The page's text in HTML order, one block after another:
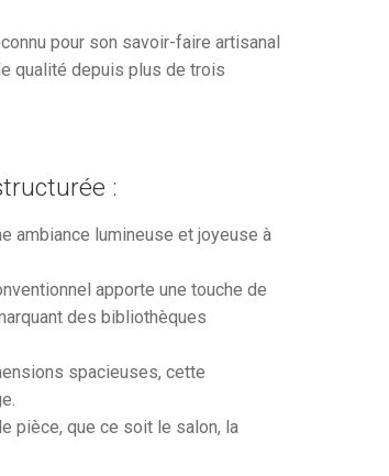
pour son savoir-faire artisanal
qualité depuis plus de trois
:
ambiance lumineuse et joyeuse à
apporte une touche de
des bibliothèques
spacieuses, cette
pièce, que ce soit le salon, la